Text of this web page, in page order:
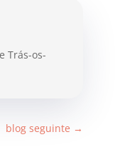
Trás-os-
blog seguinte →